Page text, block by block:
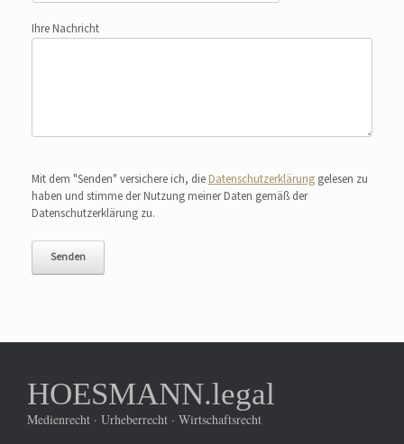
Ihre Nachricht
Mit dem "Senden" versichere ich, die Datenschutzerklärung gelesen zu
haben und stimme der Nutzung meiner Daten gemäß der
Datenschutzerklärung zu.
HOESMANN.legal
Medienrecht · Urheberrecht · Wirtschaftsrecht